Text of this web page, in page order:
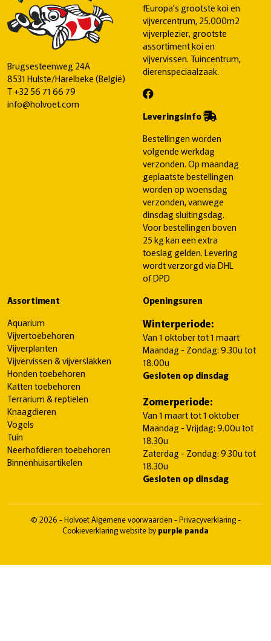
Brugsesteenweg 24A
8531 Hulste/Harelbeke (België)
T+32 56 71 66 79
info@holvoet.com
fEuropa's grootste koi en
vijvercentrum, 25.000m2
vijverplezier, grootste
assortiment koi en
vijvervissen. Tuincentrum,
dierenspeciaalzaak.
Leveringsinfo
Bestellingen worden
volgende werkdag
verzonden. Op maandag
geplaatste bestellingen
worden op woensdag
verzonden, vanwege
dinsdag sluitingsdag.
Voor bestellingen boven
25 kg kan een extra
toeslag gelden. Levering
wordt verzorgd via DHL
of DPD
Assortiment
Aquarium
Vijvertoebehoren
Vijverplanten
Vijvervissen & vijverslakken
Honden toebehoren
Katten toebehoren
Terrarium & reptielen
Knaagdieren
Vogels
Tuin
Neerhofdieren toebehoren
Binnenhuisartikelen
Openingsuren
Winterperiode:
Van 1 oktober tot 1 maart
Maandag - Zondag: 9.30u tot
18.00u
Gesloten op dinsdag
Zomerperiode:
Van 1 maart tot 1 oktober
Maandag - Vrijdag: 9.00u tot
18.30u
Zaterdag - Zondag: 9.30u tot
18.30u
Gesloten op dinsdag
© 2026 - HolvoetAlgemene voorwaarden -Privacyverklaring-
Cookieverklaringwebsite by purple panda